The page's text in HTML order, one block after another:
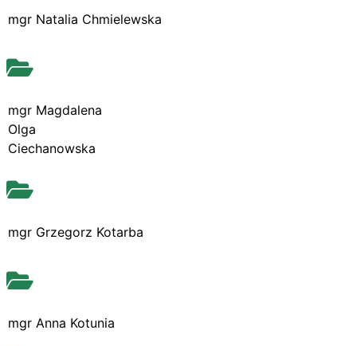
mgr Natalia Chmielewska
mgr Magdalena
Olga
Ciechanowska
mgr Grzegorz Kotarba
mgr Anna Kotunia